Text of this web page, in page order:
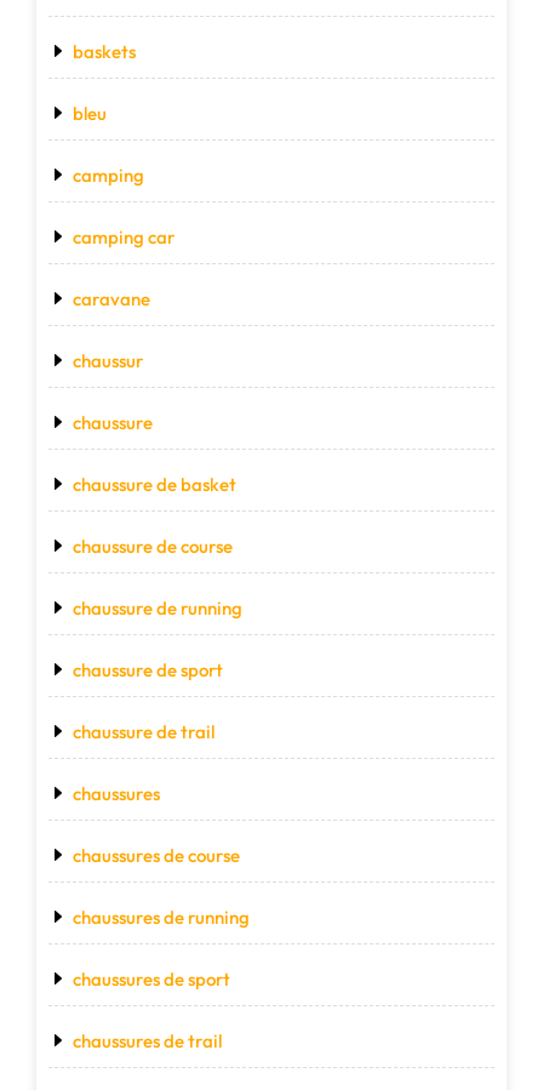
baskets
bleu
camping
camping car
caravane
chaussur
chaussure
chaussure de basket
chaussure de course
chaussure de running
chaussure de sport
chaussure de trail
chaussures
chaussures de course
chaussures de running
chaussures de sport
chaussures de trail